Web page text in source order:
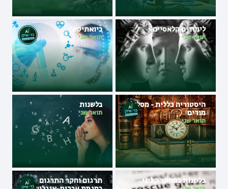
לימודים קלאסיים
תואר שני
ביואתיקה
תואר שני
היסטוריה כללית - מסלול
מורים
תואר שני
בלשנות
תואר שני
בלשנות במחקר קליני
תרגום וחקר התרגום